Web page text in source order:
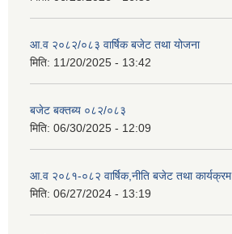
आ.व २०८२/०८३ वार्षिक बजेट तथा योजना
मिति: 11/20/2025 - 13:42
बजेट बक्तब्य ०८२/०८३
मिति: 06/30/2025 - 12:09
आ.व २०८१-०८२ वार्षिक,नीति बजेट तथा कार्यक्रम
मिति: 06/27/2024 - 13:19